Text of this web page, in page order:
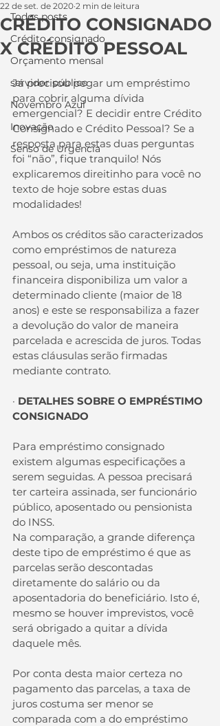
Todos posts
Crédito consignado
Orçamento mensal
servidor público
Novembro Azul
Inovação
Senso de Urgencia
CRÉDITO CONSIGNADO
X CRÉDITO PESSOAL
22 de set. de 2020 2 min de leitura
Já precisou pegar um empréstimo
para cobrir alguma dívida
emergencial? E decidir entre Crédito
Consignado e Crédito Pessoal? Se a
resposta para estas duas perguntas
foi “não”, fique tranquilo! Nós
explicaremos direitinho para você no
texto de hoje sobre estas duas
modalidades!
Ambos os créditos são caracterizados
como empréstimos de natureza
pessoal, ou seja, uma instituição
financeira disponibiliza um valor a
determinado cliente (maior de 18
anos) e este se responsabiliza a fazer
a devolução do valor de maneira
parcelada e acrescida de juros. Todas
estas cláusulas serão firmadas
mediante contrato.
· DETALHES SOBRE O EMPRÉSTIMO
CONSIGNADO
Para empréstimo consignado
existem algumas especificações a
serem seguidas. A pessoa precisará
ter carteira assinada, ser funcionário
público, aposentado ou pensionista
do INSS.
Na comparação, a grande diferença
deste tipo de empréstimo é que as
parcelas serão descontadas
diretamente do salário ou da
aposentadoria do beneficiário. Isto é,
mesmo se houver imprevistos, você
será obrigado a quitar a dívida
daquele mês.
Por conta desta maior certeza no
pagamento das parcelas, a taxa de
juros costuma ser menor se
comparada com a do empréstimo